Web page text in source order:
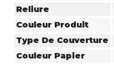
Reliure
Couleur Produit
Type De Couverture
Couleur Papier